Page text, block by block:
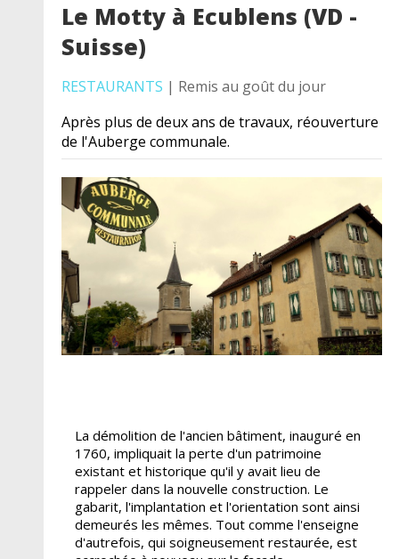
Le Motty à Ecublens (VD -
Suisse)
RESTAURANTS | Remis au goût du jour
Après plus de deux ans de travaux, réouverture
de l'Auberge communale.
La démolition de l'ancien bâtiment, inauguré en
1760, impliquait la perte d'un patrimoine
existant et historique qu'il y avait lieu de
rappeler dans la nouvelle construction. Le
gabarit, l'implantation et l'orientation sont ainsi
demeurés les mêmes. Tout comme l'enseigne
d'autrefois, qui soigneusement restaurée, est